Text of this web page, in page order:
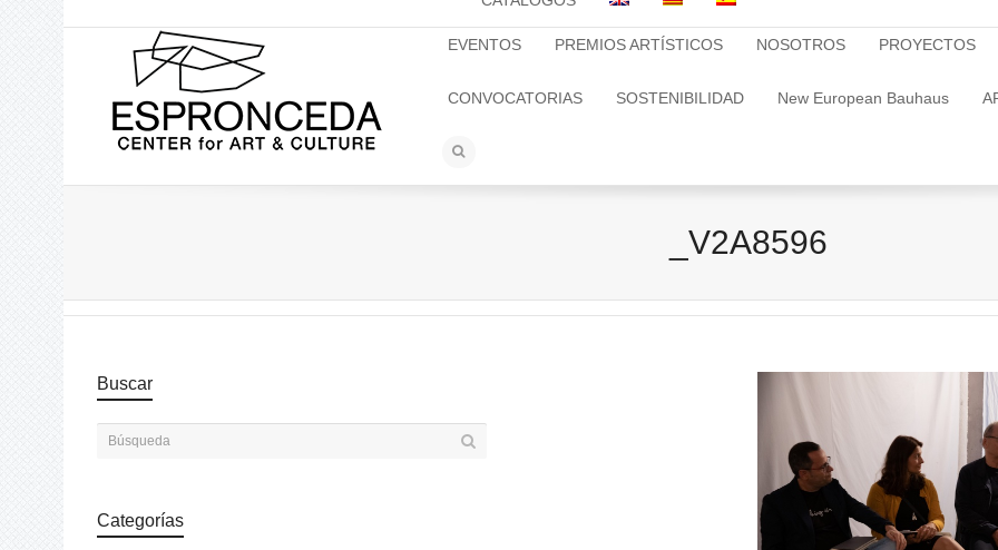
EVENTOS PREMIOS ARTÍSTICOS NOSOTROS PROYECTOS
CONVOCATORIAS SOSTENIBILIDAD New European Bauhaus
_V2A8596
Buscar
Categorías